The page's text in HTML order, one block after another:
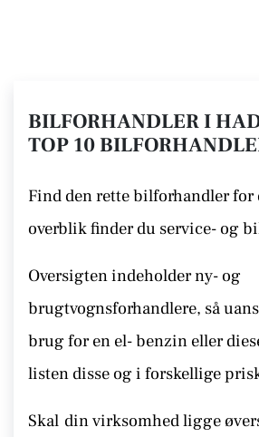
BILFORHANDLER I
TOP 10
Find den rette bilforhandler for
overblik finder du service- og
Oversigten indeholder ny- og
brugtvognsforhandlere, så
brug for en el- benzin eller
listen disseog i forskellige
Skal din virksomhed ligge